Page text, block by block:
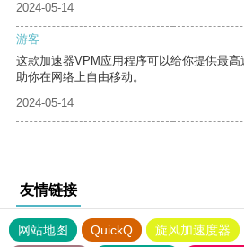
2024-05-14
游客
这款加速器VPM应用程序可以给你提供最
助你在网络上自由移动。
2024-05-14
友情链接
网站地图 QuickQ 旋风加速度器